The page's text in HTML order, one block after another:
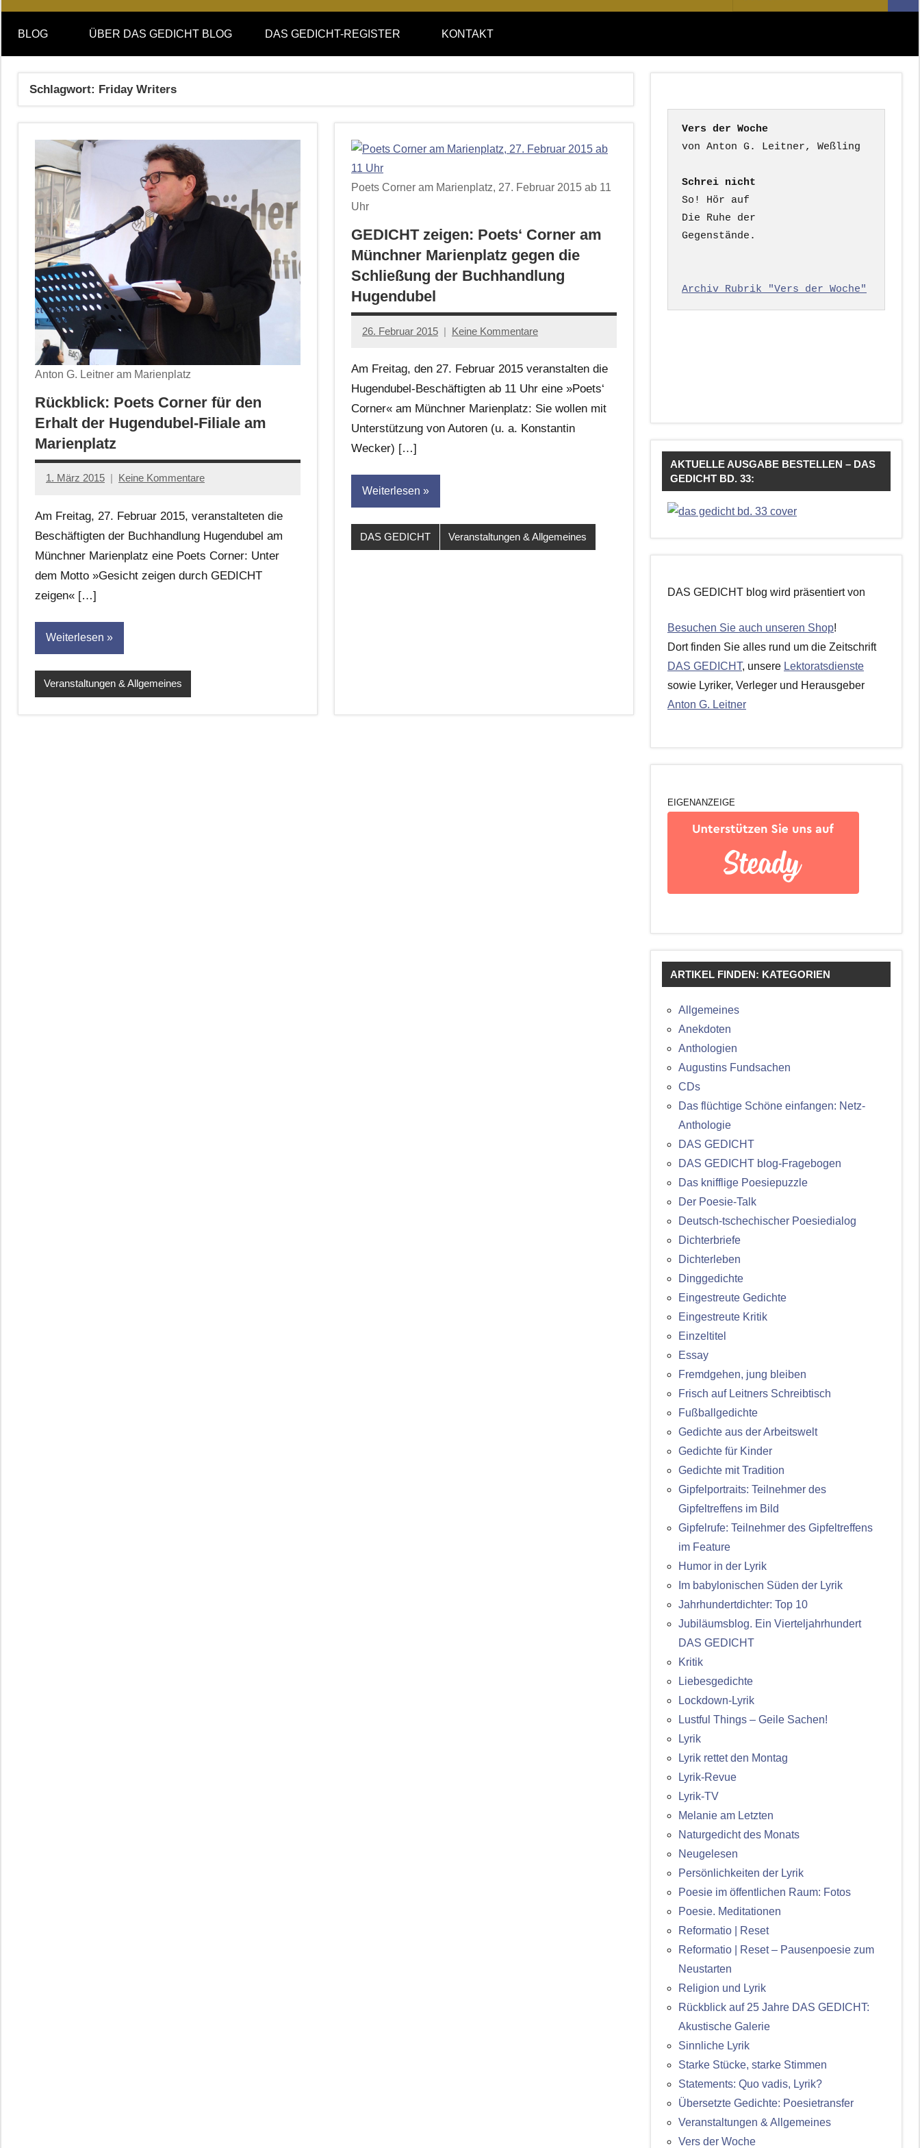
DAS
GEDICHT
blog
DAS
GEDICHT.
Zeitschrift
nach:
BLOG ÜBER DAS GEDICHT BLOG DAS GEDICHT-REGISTER KONTAKT
Schlagwort: Friday Writers
Anton G. Leitner am Marienplatz
Rückblick: Poets Corner für den
Erhalt der Hugendubel-Filiale am
Marienplatz
1. März 2015
Anton
Leitner
Keine Kommentare
Am Freitag, 27. Februar 2015, veranstalteten die
Beschäftigten der Buchhandlung Hugendubel am
Münchner Marienplatz eine Poets Corner: Unter
dem Motto »Gesicht zeigen durch GEDICHT
zeigen« […]
Weiterlesen
Veranstaltungen & Allgemeines
Poets Corner am Marienplatz, 27. Februar 2015 ab 11
Uhr
GEDICHT zeigen: Poets‘ Corner am
Münchner Marienplatz gegen die
Schließung der Buchhandlung
Hugendubel
26. Februar 2015
Anton
Leitner
Keine Kommentare
Am Freitag, den 27. Februar 2015 veranstalten die
Hugendubel-Beschäftigten ab 11 Uhr eine »Poets‘
Corner« am Münchner Marienplatz: Sie wollen mit
Unterstützung von Autoren (u. a. Konstantin
Wecker) […]
Weiterlesen
DAS GEDICHT Veranstaltungen & Allgemeines
Vers der Woche
Schrei nicht
So! Hör auf
Die Ruhe der
Gegenstände.
Archiv Rubrik "Vers der Woche"
AKTUELLE AUSGABE BESTELLEN – DAS
GEDICHT BD. 33:
DAS GEDICHT blog wird präsentiert von
Besuchen Sie auch unseren Shop!
Dort finden Sie alles rund um die Zeitschrift
DAS GEDICHT, unsere Lektoratsdienste
sowie Lyriker, Verleger und Herausgeber
Anton G. Leitner
EIGENANZEIGE
ARTIKEL FINDEN: KATEGORIEN
Allgemeines
Anekdoten
Anthologien
Augustins Fundsachen
CDs
Das flüchtige Schöne einfangen: Netz-
Anthologie
DAS GEDICHT
DAS GEDICHT blog-Fragebogen
Das knifflige Poesiepuzzle
Der Poesie-Talk
Deutsch-tschechischer Poesiedialog
Dichterbriefe
Dichterleben
Dinggedichte
Eingestreute Gedichte
Eingestreute Kritik
Einzeltitel
Essay
Fremdgehen, jung bleiben
Frisch auf Leitners Schreibtisch
Fußballgedichte
Gedichte aus der Arbeitswelt
Gedichte für Kinder
Gedichte mit Tradition
Gipfelportraits: Teilnehmer des
Gipfeltreffens im Bild
Gipfelrufe: Teilnehmer des Gipfeltreffens
im Feature
Humor in der Lyrik
Im babylonischen Süden der Lyrik
Jahrhundertdichter: Top 10
Jubiläumsblog. Ein Vierteljahrhundert
DAS GEDICHT
Kritik
Liebesgedichte
Lockdown-Lyrik
Lustful Things – Geile Sachen!
Lyrik
Lyrik rettet den Montag
Lyrik-Revue
Lyrik-TV
Melanie am Letzten
Naturgedicht des Monats
Neugelesen
Persönlichkeiten der Lyrik
Poesie im öffentlichen Raum: Fotos
Poesie. Meditationen
Reformatio | Reset
Reformatio | Reset – Pausenpoesie zum
Neustarten
Religion und Lyrik
Rückblick auf 25 Jahre DAS GEDICHT:
Akustische Galerie
Sinnliche Lyrik
Starke Stücke, starke Stimmen
Statements: Quo vadis, Lyrik?
Übersetzte Gedichte: Poesietransfer
Veranstaltungen & Allgemeines
Vers der Woche